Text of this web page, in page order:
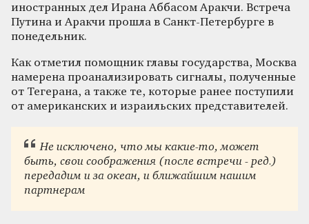
иностранных дел Ирана Аббасом Аракчи. Встреча
Путина и Аракчи прошла в Санкт-Петербурге в
понедельник.
Как отметил помощник главы государства, Москва
намерена проанализировать сигналы, полученные
от Тегерана, а также те, которые ранее поступили
от американских и израильских представителей.
Не исключено, что мы какие-то, может
быть, свои соображения (после встречи - ред.)
передадим и за океан, и ближайшим нашим
партнерам